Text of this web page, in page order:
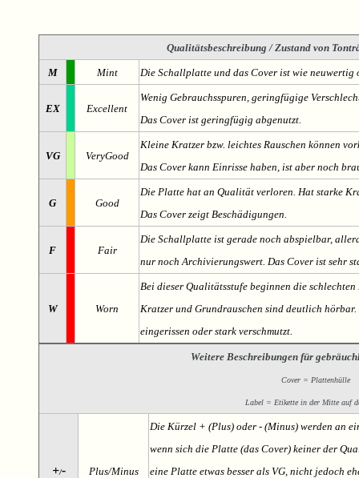
Qualitätsbeschreibung / Zustand von
M Mint Die Schallplatte und das Cover ist wie
EX Excellent
Wenig Gebrauchsspuren, geringfügige
Das Cover ist geringfügig abgenutzt.
VG VeryGood
Kleine Kratzer bzw. leichtes Rauschen können
Das Cover kann Einrisse haben, ist aber noch
G Good
Die Platte hat an Qualität verloren. Hat starke
Das Cover zeigt Beschädigungen.
F Fair
Die Schallplatte ist gerade noch abspielbar,
nur noch Archivierungswert. Das Cover ist sehr
W Worn
Bei dieser Qualitätsstufe beginnen die
Kratzer und Grundrauschen sind deutlich
eingerissen oder stark verschmutzt.
Weitere Beschreibungen für
Cover = Plattenhülle
Label = Etikette in der Mitte auf
+/- Plus/Minus
Die Kürzel + (Plus) oder - (Minus) werden an
wenn sich die Platte (das Cover) keiner der
eine Platte etwas besser als VG, nicht jedoch